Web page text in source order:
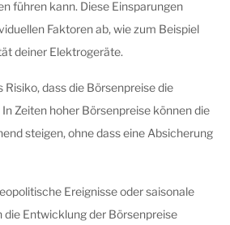
führen kann. Diese Einsparungen
Faktoren ab, wie zum Beispiel
deiner Elektrogeräte.
dass die Börsenpreise die
Zeiten hoher Börsenpreise können die
steigen, ohne dass eine Absicherung
Ereignisse oder saisonale
Entwicklung der Börsenpreise